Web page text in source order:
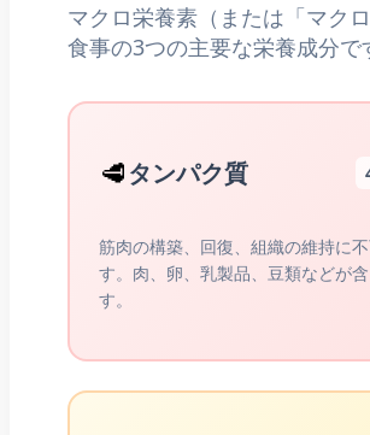
マクロ栄養素（または「マクロ
食事の3つの主要な栄養成分で
🥩タンパク質
筋肉の構築、回復、組織の維持に
す。肉、卵、乳製品、豆類などが
す。